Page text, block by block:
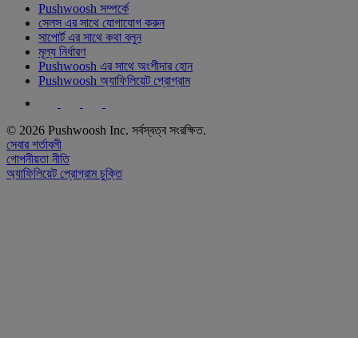
Pushwoosh সম্পর্কে
সেলস এর সাথে যোগাযোগ করুন
সাপোর্ট এর সাথে কথা বলুন
মূল্য নির্ধারণ
Pushwoosh এর সাথে অংশীদার হোন
Pushwoosh অ্যাফিলিয়েট প্রোগ্রাম
© 2026 Pushwoosh Inc. সর্বস্বত্ব সংরক্ষিত.
সেবার শর্তাবলী
গোপনীয়তা নীতি
অ্যাফিলিয়েট প্রোগ্রাম চুক্তি